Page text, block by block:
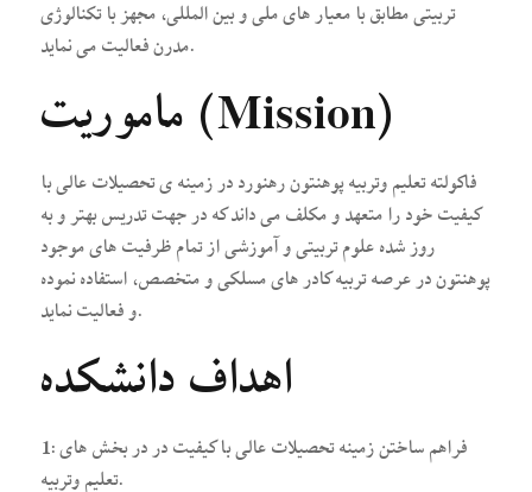
تربیتی مطابق با معیار های ملی و بین المللی، مجهز با تکنالوژی
مدرن فعالیت می نماید.
ماموریت (Mission)
فاکولته تعلیم وتربیه پوهنتون رهنورد در زمینه ی تحصیلات عالی با
کیفیت خود را متعهد و مکلف می داند که در جهت تدریس بهتر و به
روز شده علوم تربیتی و آموزشی از تمام ظرفیت های موجود
پوهنتون در عرصه تربیه کادر های مسلکی و متخصص، استفاده نموده
و فعالیت نماید.
اهداف دانشکده
1: فراهم ساختن زمینه تحصیلات عالی با کیفیت در در بخش های
تعلیم وتربیه.